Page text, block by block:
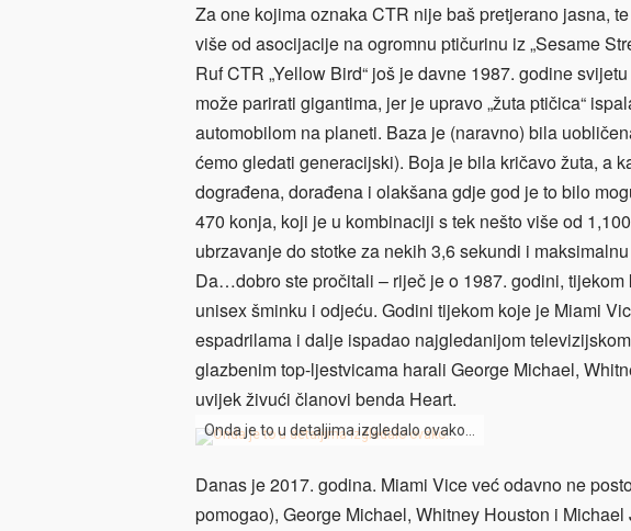
Za one kojima oznaka CTR nije baš pretjerano jasna,
više od asocijacije na ogromnu ptičurinu iz „Sesame
Ruf CTR „Yellow Bird“ još je davne 1987. godine
može parirati gigantima, jer je upravo „žuta ptičica“
automobilom na planeti. Baza je (naravno) bila
ćemo gledati generacijski). Boja je bila kričavo žuta, a
dograđena, dorađena i olakšana gdje god je to bilo
470 konja, koji je u kombinaciji s tek nešto više od
ubrzavanje do stotke za nekih 3,6 sekundi i
Da…dobro ste pročitali – riječ je o 1987. godini,
unisex šminku i odjeću. Godini tijekom koje je Miami
espadrilama i dalje ispadao najgledanijom
glazbenim top-ljestvicama harali George Michael,
uvijek živući članovi benda Heart.
Onda je to u detaljima izgledalo ovako…
Danas je 2017. godina. Miami Vice već odavno ne
pomogao), George Michael, Whitney Houston i